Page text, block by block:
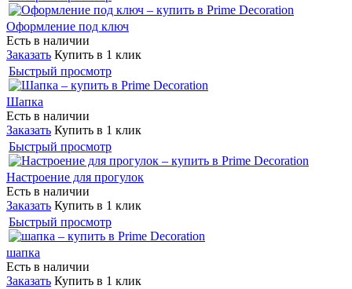
Оформление под ключ
Есть в наличии
Заказать Купить в 1 клик
Быстрый просмотр
Шапка
Есть в наличии
Заказать Купить в 1 клик
Быстрый просмотр
Настроение для прогулок
Есть в наличии
Заказать Купить в 1 клик
Быстрый просмотр
шапка
Есть в наличии
Заказать Купить в 1 клик